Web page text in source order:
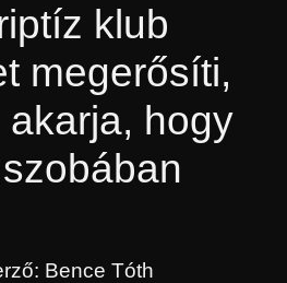
klub
megerősíti,
akarja, hogy
Bence Tóth